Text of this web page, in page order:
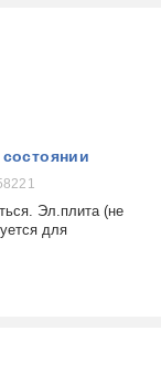
Эл.плита (не
для